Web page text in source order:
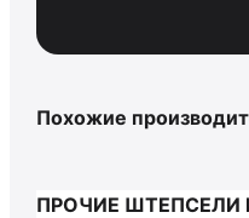
Похожие
ПРОЧИЕ ШТЕПСЕЛИ